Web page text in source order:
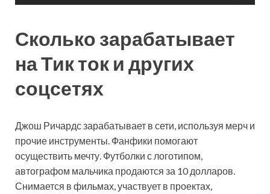
Сколько зарабатывает
на Тик ток и других
соцсетях
Джош Ричардс зарабатывает в сети, используя мерч и
прочие инструменты. Фанфики помогают
осуществить мечту. Футболки с логотипом,
автографом мальчика продаются за 10 долларов.
Снимается в фильмах, участвует в проектах,